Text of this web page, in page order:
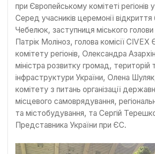
при Європейському комітеті регіонів
Серед учасників церемонії відкриття
Чебелюк, заступниця міського
Патрік Моліноз, голова комісії CIVEX
комітету регіонів, Олександра
міністра розвитку громад, територій
інфраструктури України, Олена
комітету з питань організації
місцевого самоврядування,
та містобудування, та Сергій
Представника України при ЄС.